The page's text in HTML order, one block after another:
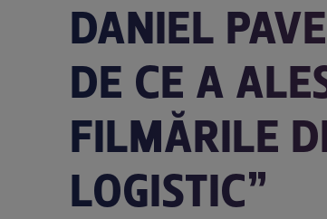
DANIEL
DE CE A
FILMĂRILE
LOGISTIC”